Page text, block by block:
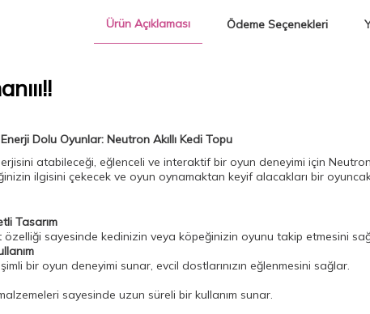
Ürün Açıklaması Ödeme Seçenekleri
Dolu Oyunlar: Neutron Akıllı Kedi Topu
atabileceği, eğlenceli ve interaktif bir oyun deneyimi için
ilgisini çekecek ve oyun oynamaktan keyif alacakları bir
Tasarım
sayesinde kedinizin veya köpeğinizin oyunu takip etmesini
bir oyun deneyimi sunar, evcil dostlarınızın eğlenmesini sağlar.
sayesinde uzun süreli bir kullanım sunar.